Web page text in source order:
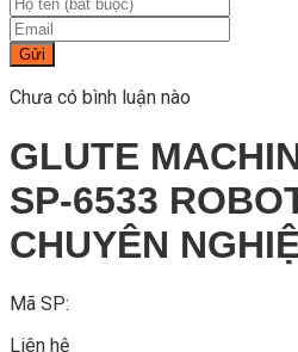
Gửi
Chưa có bình luận nào
GLUTE
SP-6533
CHUYÊN
Mã SP:
Liên hệ